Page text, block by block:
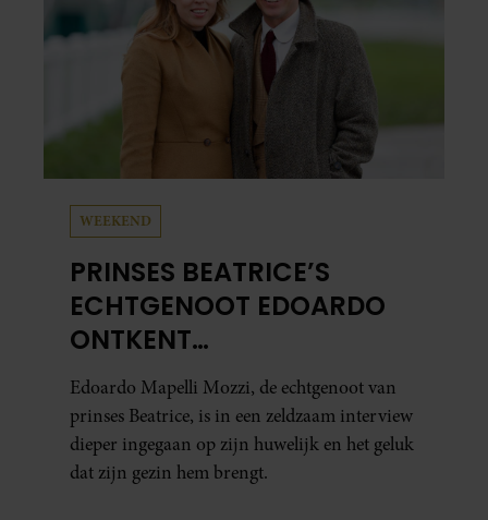
WEEKEND
PRINSES BEATRICE’S
ECHTGENOOT EDOARDO
ONTKENT
HUWELIJKSPROBLEMEN
Edoardo Mapelli Mozzi, de echtgenoot van
prinses Beatrice, is in een zeldzaam interview
dieper ingegaan op zijn huwelijk en het geluk
dat zijn gezin hem brengt.